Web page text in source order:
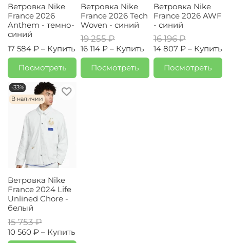
Ветровка Nike
France 2026
Anthem - темно-
синий
17 584 ₽ – Купить
Посмотреть
Ветровка Nike
France 2026 Tech
Woven - синий
19 255 ₽
16 114 ₽ – Купить
Посмотреть
Ветровка Nike
France 2026 AWF
- синий
16 196 ₽
14 807 ₽ – Купить
Посмотреть
-33%
В наличии
Ветровка Nike
France 2024 Life
Unlined Chore -
белый
15 753 ₽
10 560 ₽ – Купить